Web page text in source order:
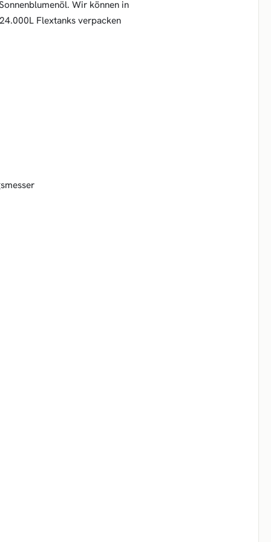
Wir können in
Flextanks verpacken